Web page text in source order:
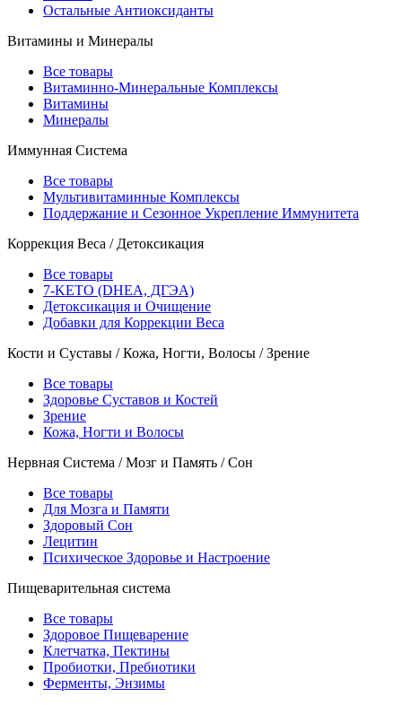
Остальные Антиоксиданты
Витамины и Минералы
Все товары
Витаминно-Минеральные Комплексы
Витамины
Минералы
Иммунная Система
Все товары
Мультивитаминные Комплексы
Поддержание и Сезонное Укрепление Иммунитета
Коррекция Веса / Детоксикация
Все товары
7-KETO (DHEA, ДГЭА)
Детоксикация и Очищение
Добавки для Коррекции Веса
Кости и Суставы / Кожа, Ногти, Волосы / Зрение
Все товары
Здоровье Суставов и Костей
Зрение
Кожа, Ногти и Волосы
Нервная Система / Мозг и Память / Сон
Все товары
Для Мозга и Памяти
Здоровый Сон
Лецитин
Психическое Здоровье и Настроение
Пищеварительная система
Все товары
Здоровое Пищеварение
Клетчатка, Пектины
Пробиотки, Пребиотики
Ферменты, Энзимы